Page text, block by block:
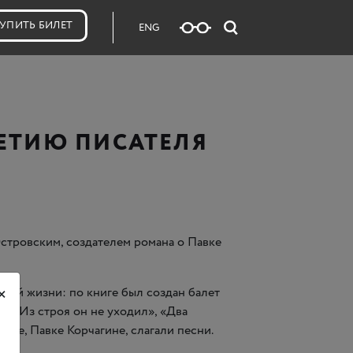
БИЛЕТ ENG
ПИСАТЕЛЯ
создателем романа о Павке
жизни: по книге был создан балет
«Из строя он не уходил», «Два
Павке Корчагине, слагали песни.